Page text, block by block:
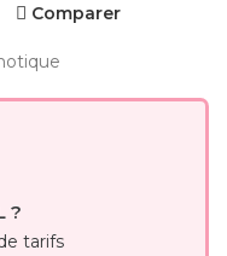
Comparer
?
tarifs